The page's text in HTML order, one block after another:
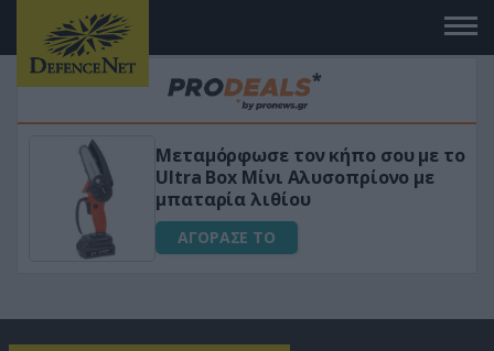
Μεταμόρφωσε τον κήπο σου με το
Ultra Box Μίνι Αλυσοπρίονο με
μπαταρία λιθίου
ΑΓΟΡΑΣΕ ΤΟ